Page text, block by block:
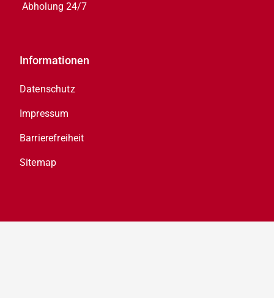
Abholung 24/7
Informationen
Datenschutz
Impressum
Barrierefreiheit
Sitemap